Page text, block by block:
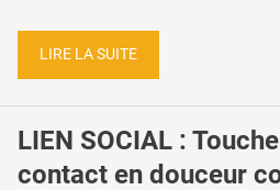
LIRE LA SUITE
LIEN SOCIAL :
contact en douceur